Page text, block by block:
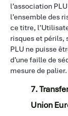
l’association
l’ensemble des
ce titre,
risques et périls,
PLU ne puisse
d’une faille de
mesure de palier.
7.
Union